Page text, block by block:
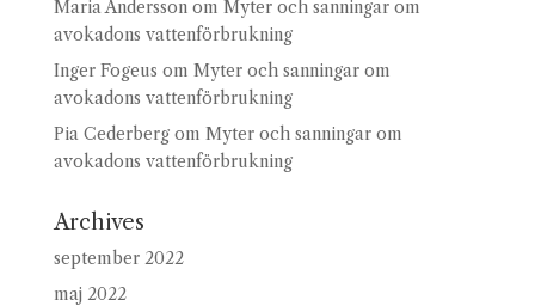
Maria Anderssonom Myter och sanningar om
avokadons vattenförbrukning
Inger Fogeus om Myter och sanningar om
avokadons vattenförbrukning
Pia Cederbergom Myter och sanningar om
avokadons vattenförbrukning
Archives
september 2022
maj 2022